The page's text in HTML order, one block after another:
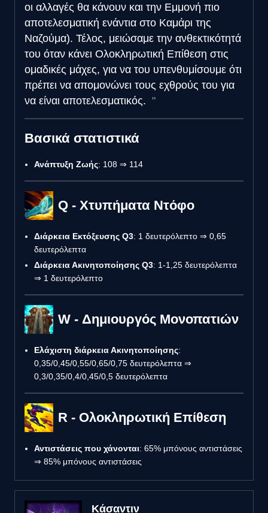
οι αλλαγές θα κάνουν και την Εμμονή πιο
αποτελεσματική ενάντια στο Καμάρι της
Ναζούμα). Τέλος, μειώσαμε την ανθεκτικότητά
του όταν κάνει Ολοκληρωτική Επίθεση στις
ομαδικές μάχες, για να του υπενθυμίσουμε ότι
πρέπει να απομονώνει τους εχθρούς του για
να είναι αποτελεσματικός.
Βασικά στατιστικά
Ανάπτυξη Ζωής: 108 ⇒ 114
Q - Χτυπήματα Ντόφο
Διάρκεια Εκτόξευσης Q3: 1 δευτερόλεπτο ⇒ 0,65
δευτερόλεπτα
Διάρκεια Ακινητοποίησης Q3: 1-1,25 δευτερόλεπτα
⇒ 1 δευτερόλεπτο
W - Δημιουργός Μονοπατιών
Ελάχιστη διάρκεια Ακινητοποίησης:
0,35/0,45/0,55/0,65/0,75 δευτερόλεπτα ⇒
0,3/0,35/0,4/0,45/0,5 δευτερόλεπτα
R - Ολοκληρωτική Επίθεση
Αντιστάσεις που χάνονται: 65% μπόνους αντιστάσεις
⇒ 85% μπόνους αντιστάσεις
Κάσαντιν